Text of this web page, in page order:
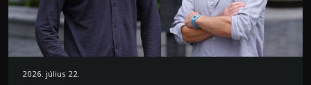
2026. július 22.